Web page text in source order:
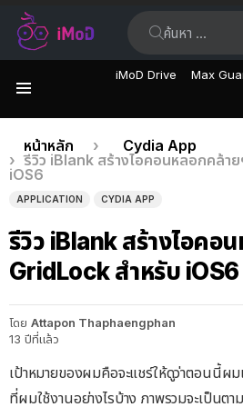
iMoD Drive Max
เรื่อง
ล่าสุด
คุณอยู่ที่นี่:
หน้าหลัก
Cydia App
รีวิว iBlank สร้างไอคอนหลอกคล้า
iOS6
APPLICATION CYDIA APP
รีวิว iBlank สร้างไอคอ
GridLock สำหรับ iOS6
โดย Attapon Thaphaengphan
13 ปีที่แล้ว
เป้าหมายของผมคือจะแชร์ให้ดูว่าตอนนี้
ที่ผมใช้งานอย่างไรบ้าง ภาพรวมจะเป็นต